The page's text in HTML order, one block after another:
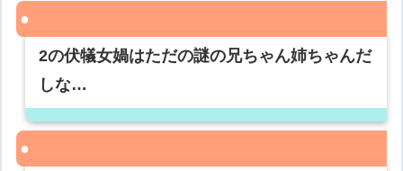
2の伏犠女媧はただの謎の兄ちゃん姉ちゃんだ
しな…